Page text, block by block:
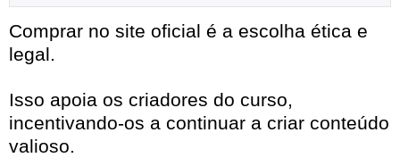
Comprar no site oficial é a escolha ética e
legal.
Isso apoia os criadores do curso,
incentivando-os a continuar a criar conteúdo
valioso.